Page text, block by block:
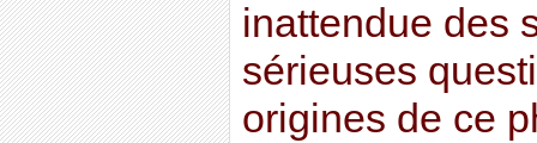
inattendue des
sérieuses
origines de ce